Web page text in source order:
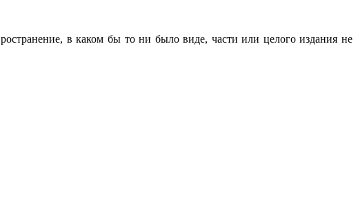
в каком бы то ни было виде, части или целого издания не